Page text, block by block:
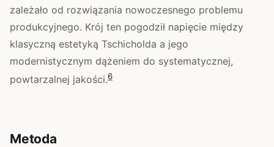
zależało od rozwiązania nowoczesnego problemu
produkcyjnego. Krój ten pogodził napięcie między
klasyczną estetyką Tschicholda a jego
modernistycznym dążeniem do systematycznej,
powtarzalnej jakości.6
Metoda